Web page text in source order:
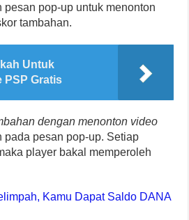
pesan pop-up untuk menonton
tambahan.
Untuk
PSP Gratis
dengan menonton video
pada pesan pop-up. Setiap
player bakal memperoleh
Kamu Dapat Saldo DANA